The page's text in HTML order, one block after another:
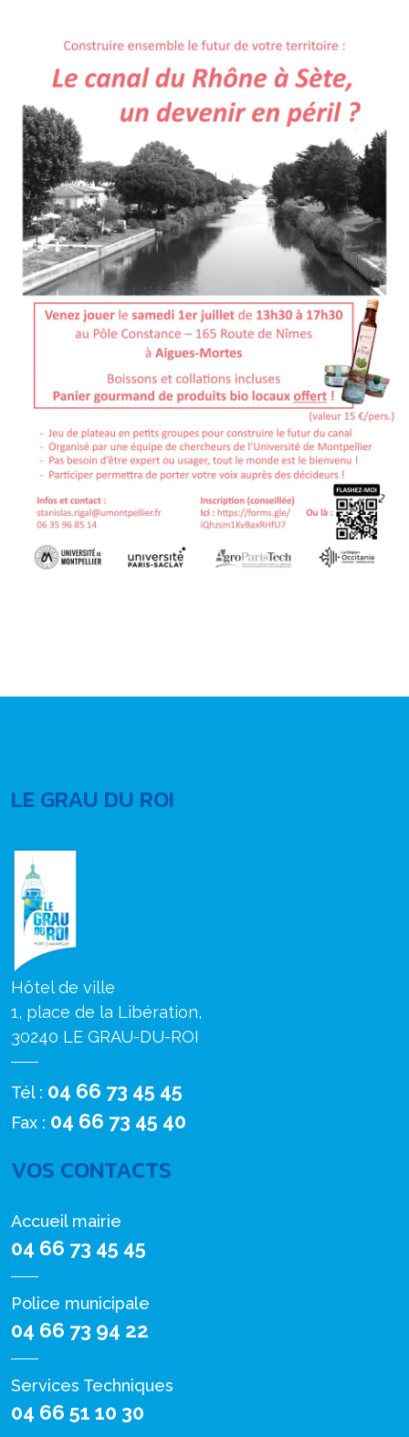
LE GRAU DU ROI
Hôtel de ville
1, place de la Libération,
30240 LE GRAU-DU-ROI
Tél : 04 66 73 45 45
Fax : 04 66 73 45 40
VOS CONTACTS
Accueil mairie
04 66 73 45 45
Police municipale
04 66 73 94 22
Services Techniques
04 66 51 10 30